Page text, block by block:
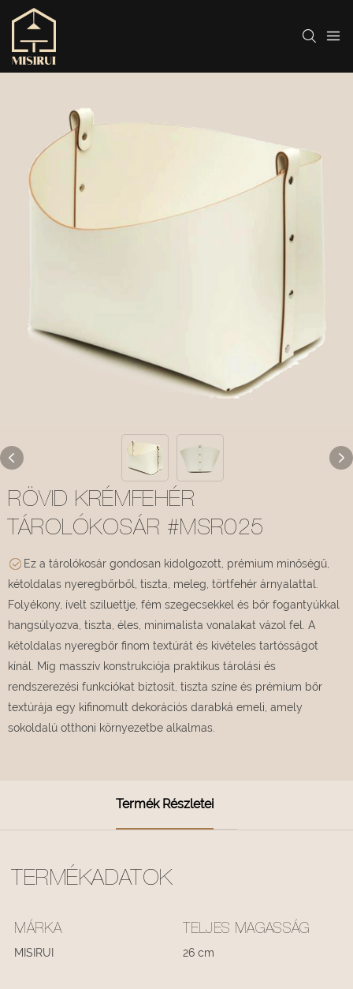
RÖVID KRÉMFEHÉR
TÁROLÓKOSÁR #MSR025
Ez a tárolókosár gondosan kidolgozott, prémium minőségű,
kétoldalas nyeregbőrből, tiszta, meleg, törtfehér árnyalattal.
Folyékony, ívelt sziluettje, fém szegecsekkel és bőr fogantyúkkal
hangsúlyozva, tiszta, éles, minimalista vonalakat vázol fel. A
kétoldalas nyeregbőr finom textúrát és kivételes tartósságot
kínál. Míg masszív konstrukciója praktikus tárolási és
rendszerezési funkciókat biztosít, tiszta színe és prémium bőr
textúrája egy kifinomult dekorációs darabká emeli, amely
sokoldalú otthoni környezetbe alkalmas.
Termék Részletei
TERMÉKADATOK
MÁRKA
MISIRUI
TELJES MAGASSÁG
26 cm